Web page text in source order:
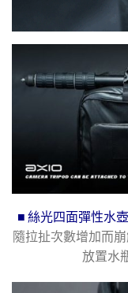
■ 絲光四面彈性水
隨拉扯次數增加而
放置水